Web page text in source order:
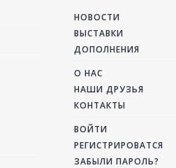
НОВОСТИ
ВЫСТАВКИ
ДОПОЛНЕНИЯ
О НАС
НАШИ ДРУЗЬЯ
КОНТАКТЫ
ВОЙТИ
РЕГИСТРИРОВАТСЯ
ЗАБЫЛИ ПАРОЛЬ?